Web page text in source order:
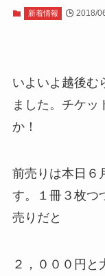
新着情報 2018/
いよいよ越後む
ました。チケッ
か！
前売りは本日６
す。１冊３枚つ
売りだと
２，０００円と